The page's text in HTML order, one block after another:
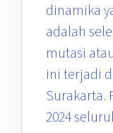
dinamika
adalah
mutasi
ini terjadi
Surakarta.
2024